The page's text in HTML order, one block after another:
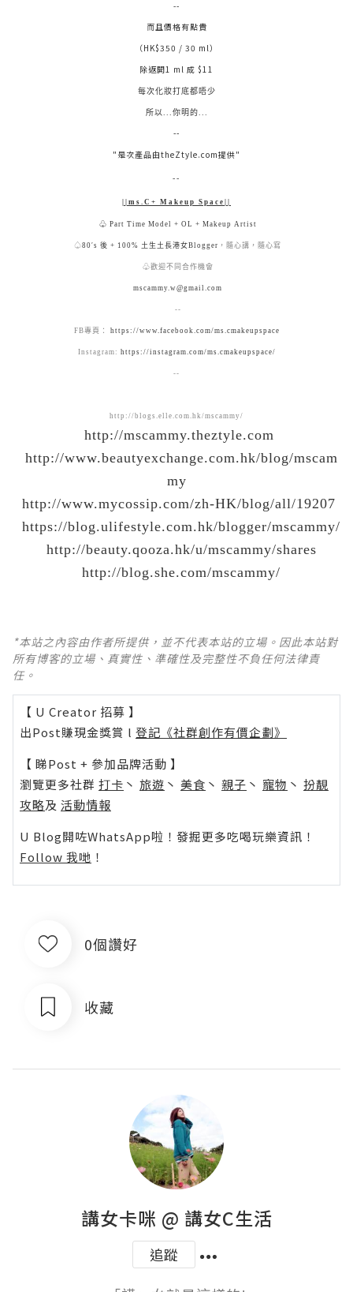
--
而且價格有點貴
（HK$350 / 30 ml）
除返開1 ml 成 $11
每次化妝打底都唔少
所以...你明的...
--
"是次產品由theZtyle.com提供"
--
||ms.C+ Makeup Space||
♧ Part Time Model + OL + Makeup Artist
♤80′s 後 + 100% 土生土長港女Blogger ，隨心講，隨心寫
♧歡迎不同合作機會
mscammy.w@gmail.com
--
FB專頁： https://www.facebook.com/ms.cmakeupspace
Instagram: https://instagram.com/ms.cmakeupspace/
--
http://blogs.elle.com.hk/mscammy/
http://mscammy.theztyle.com
http://www.beautyexchange.com.hk/blog/mscam
my
http://www.mycossip.com/zh-HK/blog/all/19207
https://blog.ulifestyle.com.hk/blogger/mscammy/
http://beauty.qooza.hk/u/mscammy/shares
http://blog.she.com/mscammy/
*本站之內容由作者所提供，並不代表本站的立場。因此本站對
所有博客的立場、真實性、準確性及完整性不負任何法律責
任。
【 U Creator 招募 】
出Post賺現金獎賞 l 登記《社群創作有價企劃》
【 睇Post + 參加品牌活動 】
瀏覽更多社群 打卡 丶 旅遊 丶 美食 丶 親子 丶 寵物 丶 扮靚
攻略及 活動情報
U Blog開咗WhatsApp啦！發掘更多吃喝玩樂資訊！
Follow 我哋 ！
0個讚好
收藏
講女卡咪 @ 講女C生活
追蹤